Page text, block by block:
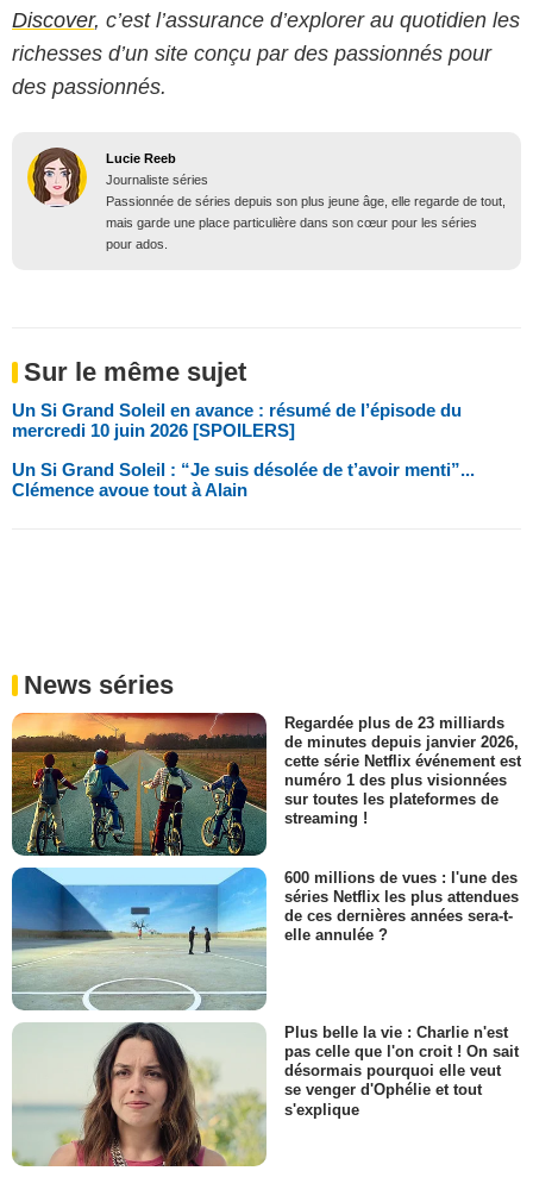
Discover, c’est l’assurance d’explorer au quotidien les
richesses d’un site conçu par des passionnés pour
des passionnés.
Lucie Reeb
Journaliste séries
Passionnée de séries depuis son plus jeune âge, elle regarde de tout,
mais garde une place particulière dans son cœur pour les séries
pour ados.
Sur le même sujet
Un Si Grand Soleil en avance : résumé de l’épisode du
mercredi 10 juin 2026 [SPOILERS]
Un Si Grand Soleil : “Je suis désolée de t’avoir menti”...
Clémence avoue tout à Alain
News séries
Regardée plus de 23 milliards
de minutes depuis janvier 2026,
cette série Netflix événement est
numéro 1 des plus visionnées
sur toutes les plateformes de
streaming !
600 millions de vues : l'une des
séries Netflix les plus attendues
de ces dernières années sera-t-
elle annulée ?
Plus belle la vie : Charlie n'est
pas celle que l'on croit ! On sait
désormais pourquoi elle veut
se venger d'Ophélie et tout
s'explique